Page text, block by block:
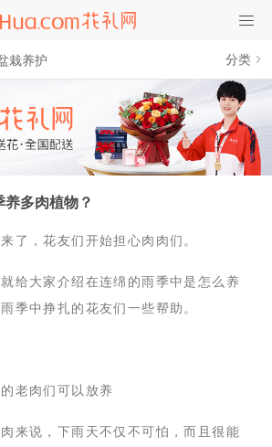
栽养护 分类
多肉植物？
了，花友们开始担心肉肉们。
给大家介绍在连绵的雨季中是怎么养
季中挣扎的花友们一些帮助。
老肉们可以放养
来说，下雨天不仅不可怕，而且很能